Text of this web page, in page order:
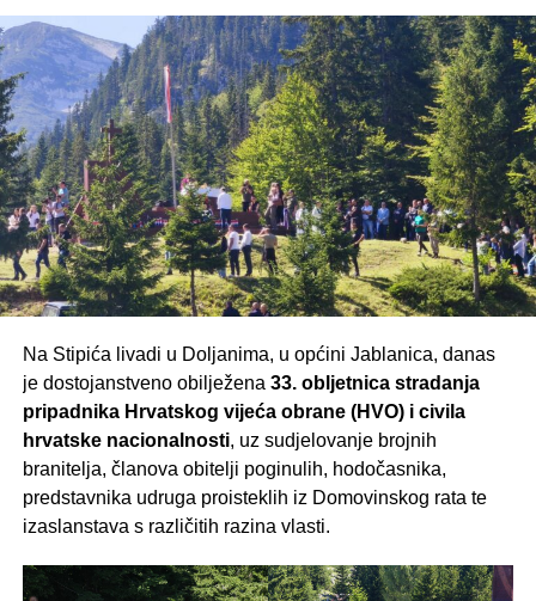
tombola s vrijednim nagradama, dok će za odličnu
atmosferu prije i nakon koncerta biti zadužen
DJ Kara.
Organizatori pozivaju sve ljubitelje dobre glazbe da
svojim dolaskom podrže ovu plemenitu akciju i budu dio
večeri ispunjene pjesmom, druženjem i zajedništvom.
Posebnu zahvalnost upućuju svim sponzorima i brojnim
posjetiteljima koji već treću godinu zaredom podupiru ovu
humanitarnu priču.
Vidimo se u nedjelju, 9. kolovoza, na školskom
Na Stipića livadi u Doljanima, u općini Jablanica, danas
je dostojanstveno obilježena 33. obljetnica stradanja
pripadnika Hrvatskog vijeća obrane (HVO) i civila
hrvatske nacionalnosti, uz sudjelovanje brojnih
branitelja, članova obitelji poginulih, hodočasnika,
predstavnika udruga proisteklih iz Domovinskog rata te
izaslanstava s različitih razina vlasti.